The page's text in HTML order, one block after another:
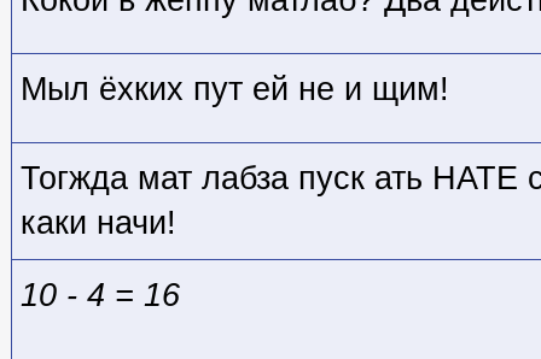
Мыл ёхких пут ей не и щим!
Тогжда мат лабза пуск ать НАТЕ
каки начи!
10 - 4 = 16